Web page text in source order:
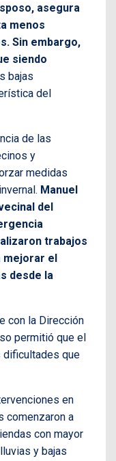
asegura
menos
Sin embargo,
siendo
bajas
del
de las
y
medidas
Manuel
del
trabajos
mejorar el
desde la
con la Dirección
permitió que el
dificultades que
en
comenzaron a
con mayor
y bajas